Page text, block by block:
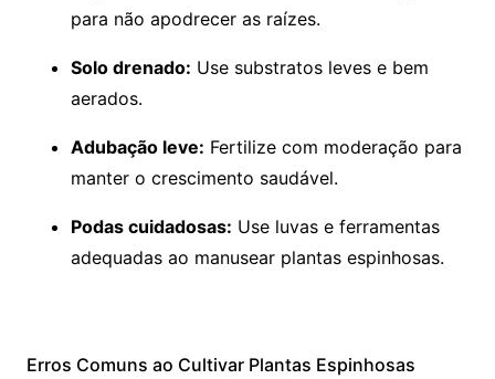
para não apodrecer as raízes.
Solo drenado: Use substratos leves e bem
aerados.
Adubação leve: Fertilize com moderação para
manter o crescimento saudável.
Podas cuidadosas: Use luvas e ferramentas
adequadas ao manusear plantas espinhosas.
Erros Comuns ao Cultivar Plantas Espinhosas